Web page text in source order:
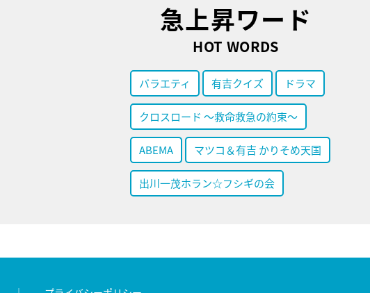
急上昇ワード
HOT WORDS
バラエティ 有吉クイズ ドラマ
クロスロード ～救命救急の約束～
ABEMA マツコ＆有吉 かりそめ天国
出川一茂ホラン☆フシギの会